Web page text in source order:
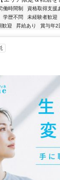
働時間制 資格取得支援
学歴不問 未経験者歓迎
歓迎 昇給あり 賞与年2